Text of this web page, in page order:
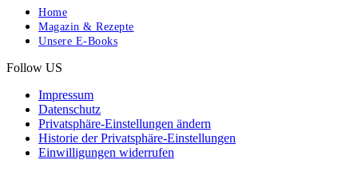
Home
Magazin & Rezepte
Unsere E-Books
Follow US
Impressum
Datenschutz
Privatsphäre-Einstellungen ändern
Historie der Privatsphäre-Einstellungen
Einwilligungen widerrufen